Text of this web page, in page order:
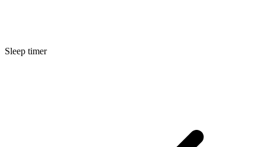
Sleep timer